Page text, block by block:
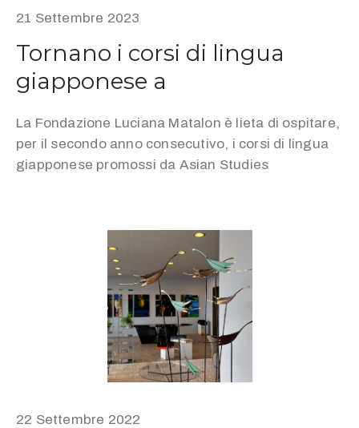
21 Settembre 2023
Tornano i corsi di lingua
giapponese a
La Fondazione Luciana Matalon è lieta di ospitare,
per il secondo anno consecutivo, i corsi di lingua
giapponese promossi da Asian Studies
22 Settembre 2022